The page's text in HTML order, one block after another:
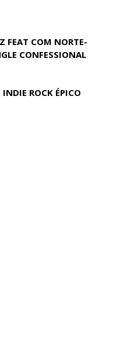
FEAT COM NORTE-
CONFESSIONAL
ROCK ÉPICO